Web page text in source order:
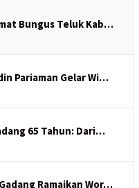
Bungus Teluk Kab…
Pariaman Gelar Wi…
65 Tahun: Dari…
Ramaikan Wor…